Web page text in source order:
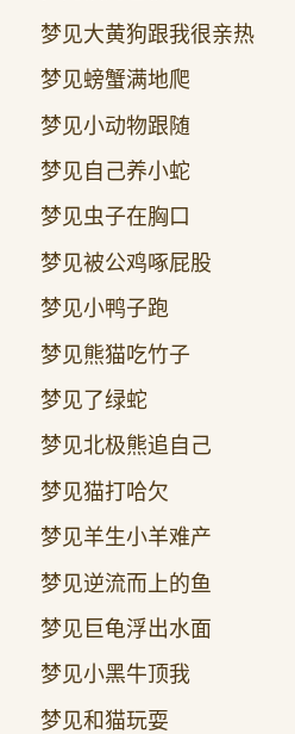
梦见大黄狗跟我很亲热
梦见螃蟹满地爬
梦见小动物跟随
梦见自己养小蛇
梦见虫子在胸口
梦见被公鸡啄屁股
梦见小鸭子跑
梦见熊猫吃竹子
梦见了绿蛇
梦见北极熊追自己
梦见猫打哈欠
梦见羊生小羊难产
梦见逆流而上的鱼
梦见巨龟浮出水面
梦见小黑牛顶我
梦见和猫玩耍